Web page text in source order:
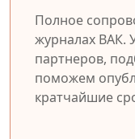
Полное
журналах ВАК.
партнеров,
поможем
кратчайшие